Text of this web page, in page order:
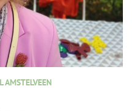
AMSTELVEEN